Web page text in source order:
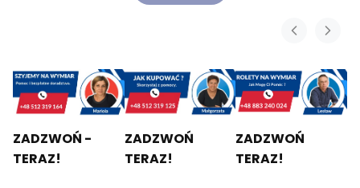
ZADZWOŃ -
TERAZ!
ZADZWOŃ
TERAZ!
ZADZWOŃ
TERAZ!